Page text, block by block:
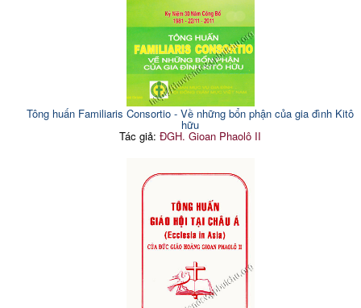
Tông huấn Familiaris Consortio - Về những bổn phận của gia đình Kitô
hữu
Tác giả:ĐGH. Gioan Phaolô II